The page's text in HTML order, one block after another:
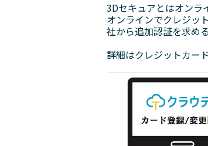
3Dセキュアとはオンラ
オンラインでクレジッ
社から追加認証を求め
詳細はクレジットカー